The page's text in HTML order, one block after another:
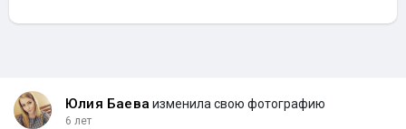
Юлия Баева изменила свою фотографию
6 лет